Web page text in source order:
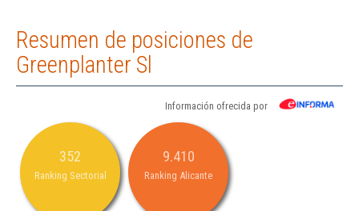
Resumen de posiciones de
Greenplanter Sl
Información ofrecida por
352
Ranking Sectorial
9.410
Ranking Alicante